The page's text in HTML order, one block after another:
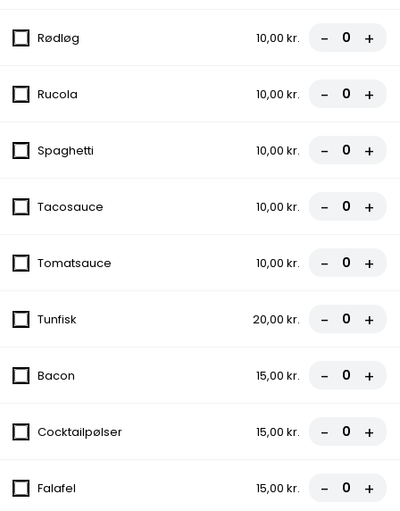
fra 95,00 kr.
Tomatsauce, Ost, Kylling, Spaghetti, Løg,
fra 110,00 kr.
8. City Pizza
fra
9. Quattro Stagioni
Tomatsauce, Ost, Skinke, Bacon,
fra 100,00 kr.
10. Amigos
fra 110,00 kr.
Rødløg 10,00 kr. - +
Rucola 10,00 kr. - +
Spaghetti 10,00 kr. - +
Tacosauce 10,00 kr. - +
Tomatsauce 10,00 kr. - +
Tunfisk 20,00 kr. - +
Bacon 15,00 kr. - +
Cocktailpølser 15,00 kr. - +
Falafel 15,00 kr. - +